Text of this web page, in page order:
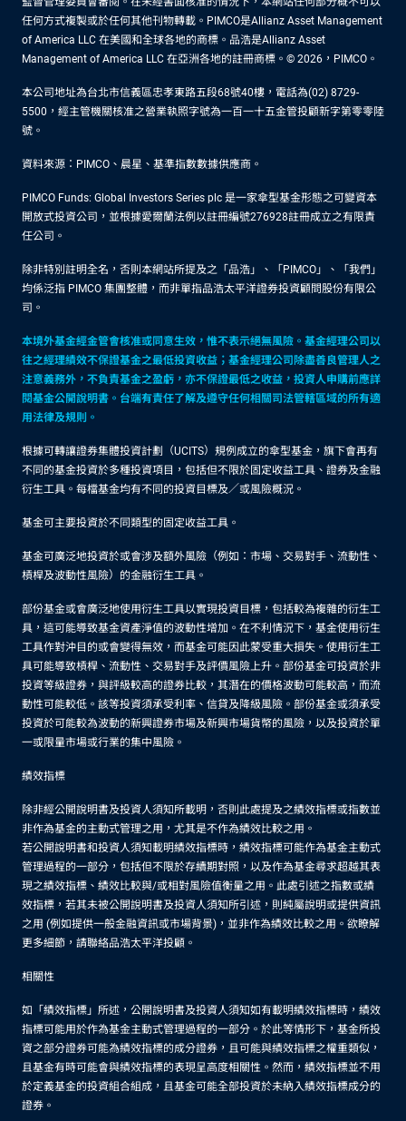
任何方式複製或於任何其他刊物轉載。PIMCO是Allianz Asset Management
of America LLC 在美國和全球各地的商標。品浩是Allianz Asset
Management of America LLC 在亞洲各地的註冊商標。© 2026，PIMCO。
本公司地址為台北市信義區忠孝東路五段68號40樓，電話為(02) 8729-
5500，經主管機關核准之營業執照字號為一百一十五金管投顧新字第零零陸
號。
資料來源：PIMCO、晨星、基準指數數據供應商。
PIMCO Funds: Global Investors Series plc 是一家傘型基金形態之可變資本
開放式投資公司，並根據愛爾蘭法例以註冊編號276928註冊成立之有限責
任公司。
除非特別註明全名，否則本網站所提及之「品浩」、「PIMCO」、「我們」
均係泛指 PIMCO 集團整體，而非單指品浩太平洋證券投資顧問股份有限公
司。
本境外基金經金管會核准或同意生效，惟不表示絕無風險。基金經理公司以
往之經理績效不保證基金之最低投資收益；基金經理公司除盡善良管理人之
注意義務外，不負責基金之盈虧，亦不保證最低之收益，投資人申購前應詳
閱基金公開說明書。台端有責任了解及遵守任何相關司法管轄區域的所有適
用法律及規則。
根據可轉讓證券集體投資計劃（UCITS）規例成立的傘型基金，旗下會再有
不同的基金投資於多種投資項目，包括但不限於固定收益工具、證券及金融
衍生工具。每檔基金均有不同的投資目標及／或風險概況。
基金可主要投資於不同類型的固定收益工具。
基金可廣泛地投資於或會涉及額外風險（例如：市場、交易對手、流動性、
槓桿及波動性風險）的金融衍生工具。
部份基金或會廣泛地使用衍生工具以實現投資目標，包括較為複雜的衍生工
具，這可能導致基金資產淨值的波動性增加。在不利情況下，基金使用衍生
工具作對沖目的或會變得無效，而基金可能因此蒙受重大損失。使用衍生工
具可能導致槓桿、流動性、交易對手及評價風險上升。部份基金可投資於非
投資等級證券，與評級較高的證券比較，其潛在的價格波動可能較高，而流
動性可能較低。該等投資須承受利率、信貸及降級風險。部份基金或須承受
投資於可能較為波動的新興證券市場及新興市場貨幣的風險，以及投資於單
一或限量市場或行業的集中風險。
績效指標
除非經公開說明書及投資人須知所載明，否則此處提及之績效指標或指數並
非作為基金的主動式管理之用，尤其是不作為績效比較之用。
若公開說明書和投資人須知載明績效指標時，績效指標可能作為基金主動式
管理過程的一部分，包括但不限於存續期對照，以及作為基金尋求超越其表
現之績效指標、績效比較與/或相對風險值衡量之用。此處引述之指數或績
效指標，若其未被公開說明書及投資人須知所引述，則純屬說明或提供資訊
之用 (例如提供一般金融資訊或市場背景)，並非作為績效比較之用。欲瞭解
更多細節，請聯絡品浩太平洋投顧。
相關性
如「績效指標」所述，公開說明書及投資人須知如有載明績效指標時，績效
指標可能用於作為基金主動式管理過程的一部分。於此等情形下，基金所投
資之部分證券可能為績效指標的成分證券，且可能與績效指標之權重類似，
且基金有時可能會與績效指標的表現呈高度相關性。然而，績效指標並不用
於定義基金的投資組合組成，且基金可能全部投資於未納入績效指標成分的
證券。